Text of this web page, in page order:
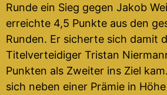
Runde ein Sieg gegen Jakob
erreichte 4,5 Punkte aus den
Runden. Er sicherte sich damit
Titelverteidiger Tristan
Punkten als Zweiter ins Ziel
sich neben einer Prämie in